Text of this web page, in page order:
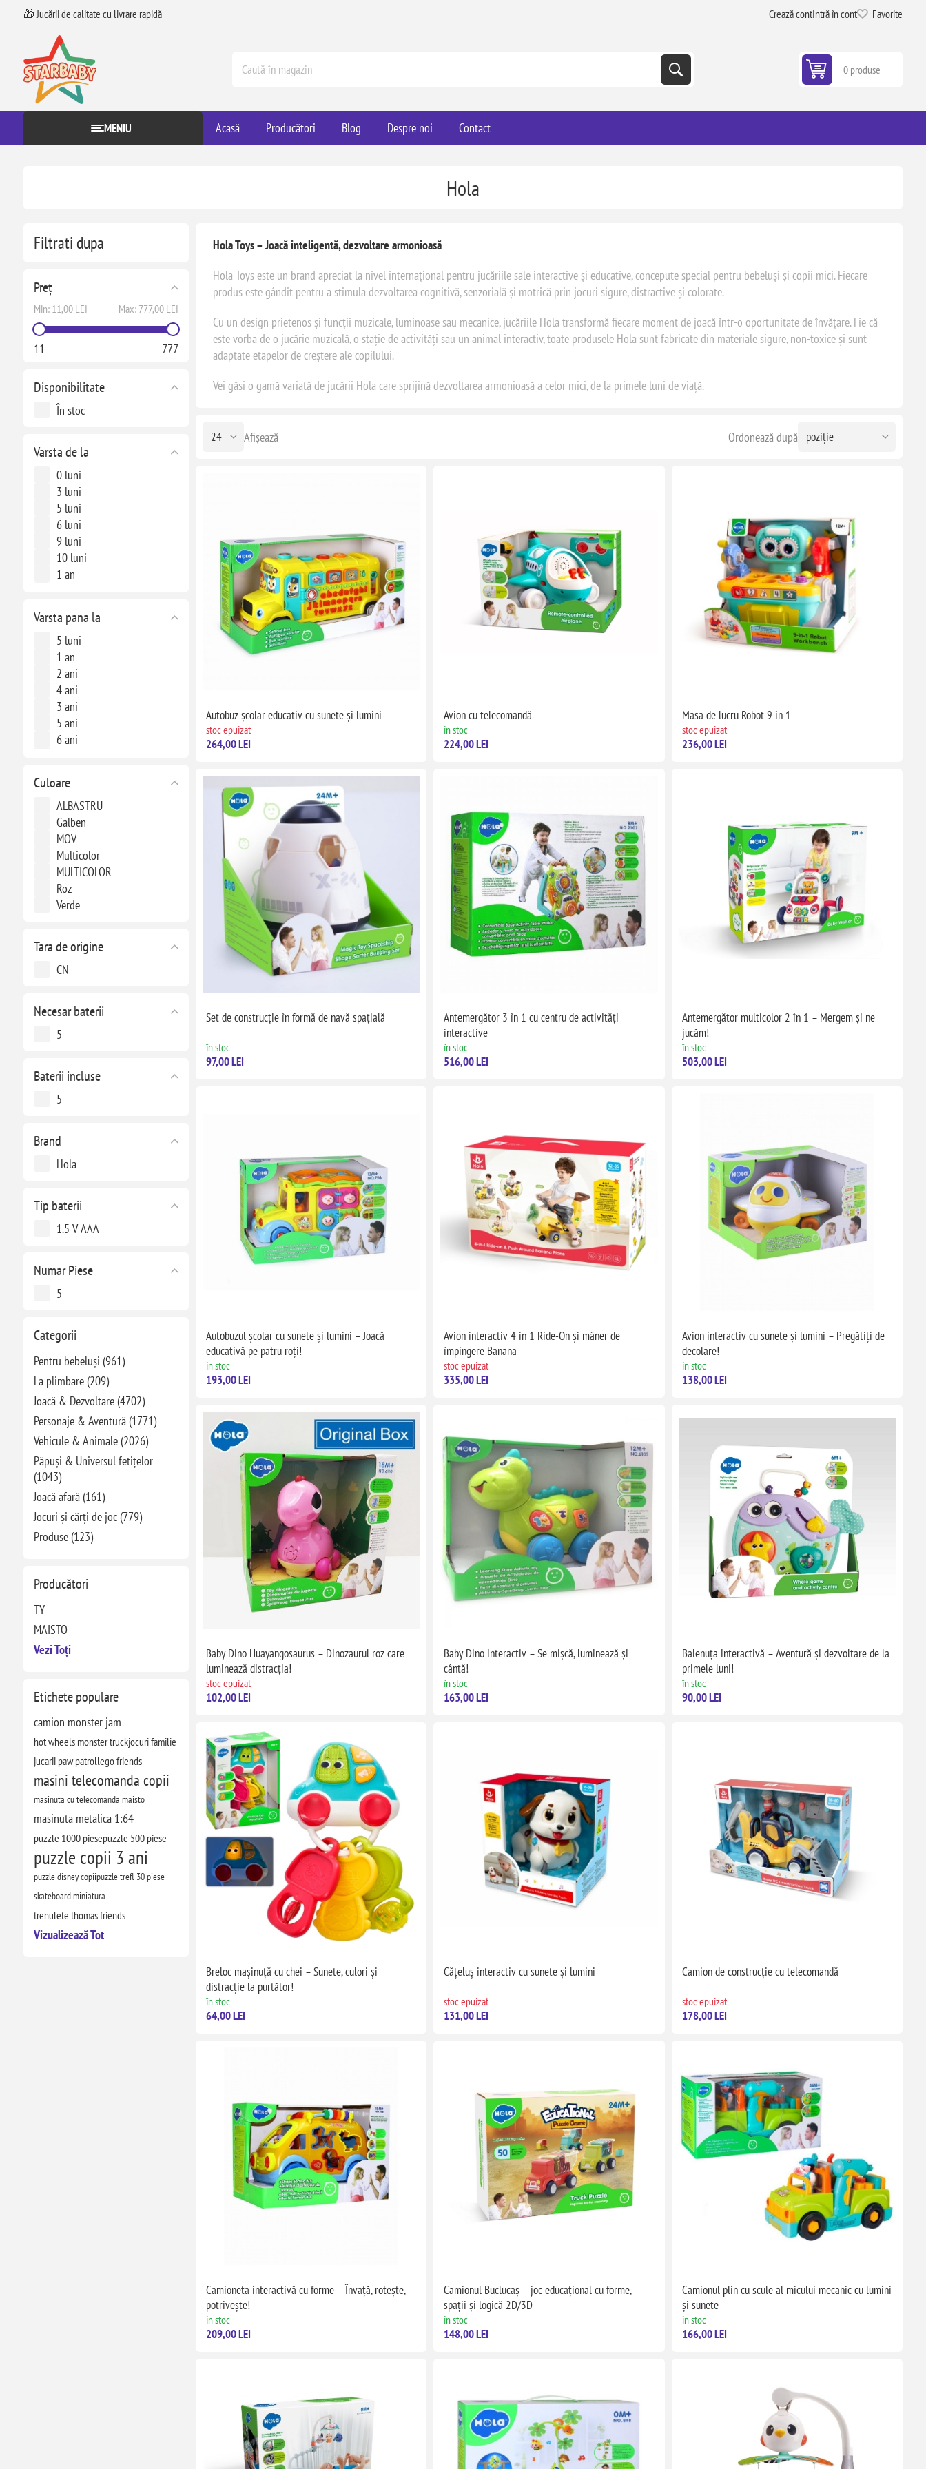
🎁 Jucării de calitate cu livrare rapidă Crează contIntră în cont Favorite
0 produse
MENIU Acasă Producători Blog Despre noi Contact
Filtrati dupa
Preț
Min: 11,00 LEI Max: 777,00 LEI
11 777
Disponibilitate
În stoc
Varsta de la
0 luni
3 luni
5 luni
6 luni
9 luni
10 luni
1 an
4 ani
5 ani
6 ani
7 ani
9 ani
Varsta pana la
5 luni
1 an
2 ani
4 ani
3 ani
5 ani
6 ani
9 ani
12 ani
+15 ani
Culoare
ALBASTRU
Galben
MOV
Multicolor
MULTICOLOR
Roz
Verde
Tara de origine
CN
Necesar baterii
5
Baterii incluse
5
Brand
Hola
Tip baterii
1.5 V AAA
Numar Piese
5
Categorii
Pentru bebeluși (961)
La plimbare (209)
Joacă & Dezvoltare (4702)
Personaje & Aventură (1771)
Vehicule & Animale (2026)
Păpuși & Universul fetițelor
(1043)
Joacă afară (161)
Jocuri și cărți de joc (779)
Produse (123)
Producători
TY
MAISTO
Vezi Toți
Etichete populare
camion monster jam
hot wheels monster truckjocuri familie
jucarii paw patrollego friends
masini telecomanda copii
masinuta cu telecomanda maisto
masinuta metalica 1:64
puzzle 1000 piesepuzzle 500 piese
puzzle copii 3 ani
puzzle disney copiipuzzle trefl 30 piese
skateboard miniatura
trenulete thomas friends
Vizualizează Tot
Hola
Hola Toys – Joacă inteligentă, dezvoltare armonioasă
Hola Toys este un brand apreciat la nivel internațional pentru jucăriile sale interactive și educative, concepute special pentru bebeluși și copii mici. Fiecare
produs este gândit pentru a stimula dezvoltarea cognitivă, senzorială și motrică prin jocuri sigure, distractive și colorate.
Cu un design prietenos și funcții muzicale, luminoase sau mecanice, jucăriile Hola transformă fiecare moment de joacă într-o oportunitate de învățare. Fie că
este vorba de o jucărie muzicală, o stație de activități sau un animal interactiv, toate produsele Hola sunt fabricate din materiale sigure, non-toxice și sunt
adaptate etapelor de creștere ale copilului.
Vei găsi o gamă variată de jucării Hola care sprijină dezvoltarea armonioasă a celor mici, de la primele luni de viață.
Ordonează după
Afișează
Autobuz școlar educativ cu sunete și lumini
stoc epuizat
264,00 LEI
Avion cu telecomandă
în stoc
224,00 LEI
Masa de lucru Robot 9 în 1
stoc epuizat
236,00 LEI
Set de construcție în formă de navă spațială
în stoc
97,00 LEI
Antemergător 3 în 1 cu centru de activități
interactive
în stoc
516,00 LEI
Antemergător multicolor 2 în 1 – Mergem și ne
jucăm!
în stoc
503,00 LEI
Autobuzul școlar cu sunete și lumini – Joacă
educativă pe patru roți!
în stoc
193,00 LEI
Avion interactiv 4 in 1 Ride-On și mâner de
împingere Banana
stoc epuizat
335,00 LEI
Avion interactiv cu sunete și lumini – Pregătiți de
decolare!
în stoc
138,00 LEI
Baby Dino Huayangosaurus – Dinozaurul roz care
luminează distracția!
stoc epuizat
102,00 LEI
Baby Dino interactiv – Se mișcă, luminează și
cântă!
în stoc
163,00 LEI
Balenuța interactivă – Aventură și dezvoltare de la
primele luni!
în stoc
90,00 LEI
Breloc mașinuță cu chei – Sunete, culori și
distracție la purtător!
în stoc
64,00 LEI
Cățeluș interactiv cu sunete și lumini
stoc epuizat
131,00 LEI
Camion de construcție cu telecomandă
stoc epuizat
178,00 LEI
Camioneta interactivă cu forme – Învață, rotește,
potrivește!
în stoc
209,00 LEI
Camionul Buclucaș – joc educațional cu forme,
spații și logică 2D/3D
în stoc
148,00 LEI
Camionul plin cu scule al micului mecanic cu lumini
și sunete
în stoc
166,00 LEI